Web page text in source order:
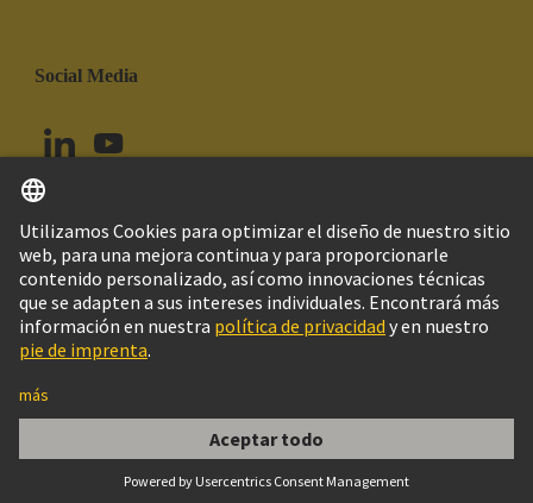
Han E AV 10 Pos. M Insert Term. Block Le
Social Media
Ecuador Español
© Grupo Tecnológico HARTING
Imprint
Aviso Legal WebInformación al cliente